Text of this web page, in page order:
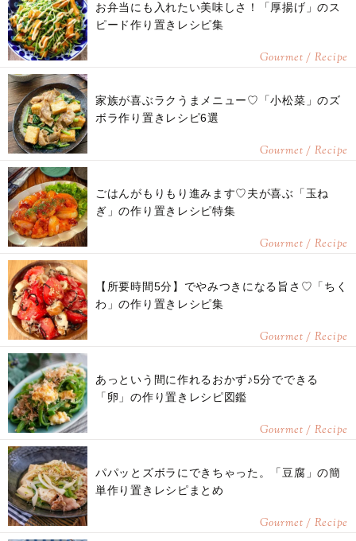
お弁当にも入れたい美味しさ！「厚揚げ」のス
ピード作り置きレシピ集
Gourmet / Recipe
家族が喜ぶラクうまメニュー♡「小松菜」のズ
ボラ作り置きレシピ6選
Gourmet / Recipe
ごはんがもりもり進みます♡夫が喜ぶ「玉ね
ぎ」の作り置きレシピ特集
Gourmet / Recipe
【所要時間5分】でやみつきになる旨さ♡「ちく
わ」の作り置きレシピ集
Gourmet / Recipe
あっという間に作れるおかず♪5分でできる
「卵」の作り置きレシピ図鑑
Gourmet / Recipe
パパッとズボラにできちゃった。「豆腐」の簡
単作り置きレシピまとめ
Gourmet / Recipe